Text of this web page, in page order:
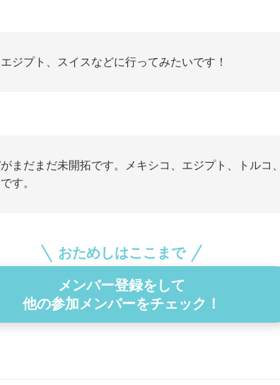
ジプト、スイスなどに行ってみたいです！
まだまだ未開拓です。メキシコ、エジプト、トルコ
す。
おためしはここまで
メンバー登録をして
他の参加メンバーをチェック！